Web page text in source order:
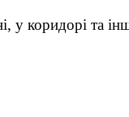
у коридорі та